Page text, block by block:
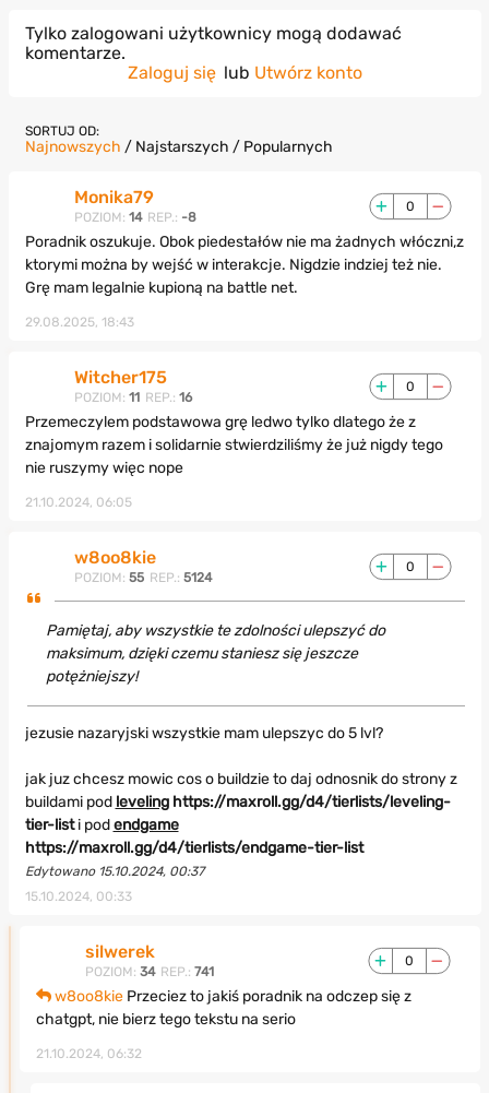
Tylko zalogowani użytkownicy mogą dodawać
komentarze.
Zaloguj się lub Utwórz konto
SORTUJ OD:
Najnowszych / Najstarszych / Popularnych
Monika79
POZIOM: 14 REP.: -8
0
Poradnik oszukuje. Obok piedestałów nie ma żadnych włóczni,z
ktorymi można by wejść w interakcje. Nigdzie indziej też nie.
Grę mam legalnie kupioną na battle net.
29.08.2025, 18:43
Witcher175
POZIOM: 11 REP.: 16
0
Przemeczylem podstawowa grę ledwo tylko dlatego że z
znajomym razem i solidarnie stwierdziliśmy że już nigdy tego
nie ruszymy więc nope
21.10.2024, 06:05
w8oo8kie
POZIOM: 55 REP.: 5124
0
Pamiętaj, aby wszystkie te zdolności ulepszyć do
maksimum, dzięki czemu staniesz się jeszcze
potężniejszy!
jezusie nazaryjski wszystkie mam ulepszyc do 5 lvl?
jak juz chcesz mowic cos o buildzie to daj odnosnik do strony z
buildami pod leveling https://maxroll.gg/d4/tierlists/leveling-
tier-listi podendgame
https://maxroll.gg/d4/tierlists/endgame-tier-list
Edytowano 15.10.2024, 00:37
15.10.2024, 00:33
silwerek
POZIOM: 34 REP.: 741
0
w8oo8kie Przeciez to jakiś poradnik na odczep się z
chatgpt, nie bierz tego tekstu na serio
21.10.2024, 06:32